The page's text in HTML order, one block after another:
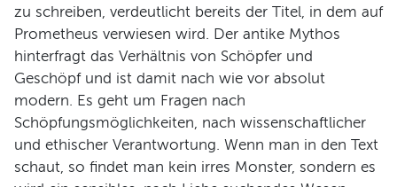
zu schreiben, verdeutlicht bereits der Titel, in dem auf
Prometheus verwiesen wird. Der antike Mythos
hinterfragt das Verhältnis von Schöpfer und
Geschöpf und ist damit nach wie vor absolut
modern. Es geht um Fragen nach
Schöpfungsmöglichkeiten, nach wissenschaftlicher
und ethischer Verantwortung. Wenn man in den Text
schaut, so findet man kein irres Monster, sondern es